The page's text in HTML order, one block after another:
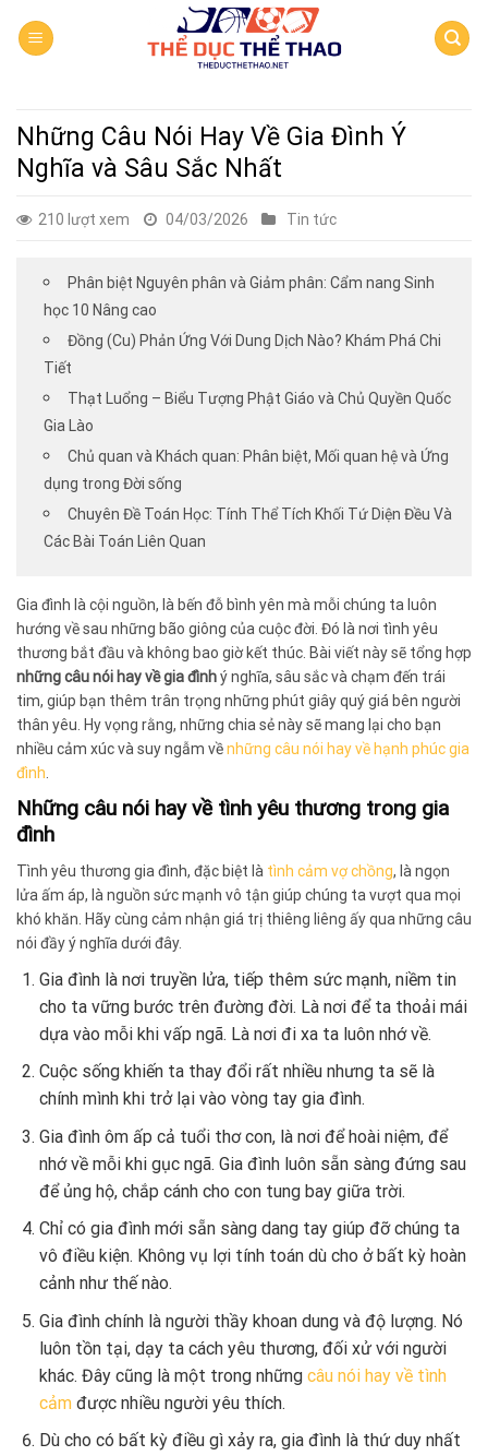
Những Câu Nói Hay Về Gia Đình Ý
Nghĩa và Sâu Sắc Nhất
210 lượt xem 04/03/2026 Tin tức
Phân biệt Nguyên phân và Giảm phân: Cẩm nang Sinh
học 10 Nâng cao
Đồng (Cu) Phản Ứng Với Dung Dịch Nào? Khám Phá Chi
Tiết
Thạt Luổng – Biểu Tượng Phật Giáo và Chủ Quyền Quốc
Gia Lào
Chủ quan và Khách quan: Phân biệt, Mối quan hệ và Ứng
dụng trong Đời sống
Chuyên Đề Toán Học: Tính Thể Tích Khối Tứ Diện Đều Và
Các Bài Toán Liên Quan
Gia đình là cội nguồn, là bến đỗ bình yên mà mỗi chúng ta luôn
hướng về sau những bão giông của cuộc đời. Đó là nơi tình yêu
thương bắt đầu và không bao giờ kết thúc. Bài viết này sẽ tổng hợp
những câu nói hay về gia đìnhý nghĩa, sâu sắc và chạm đến trái
tim, giúp bạn thêm trân trọng những phút giây quý giá bên người
thân yêu. Hy vọng rằng, những chia sẻ này sẽ mang lại cho bạn
nhiều cảm xúc và suy ngẫm vềnhững câu nói hay về hạnh phúc gia
đình
Những câu nói hay về tình yêu thương trong gia
đình
Tình yêu thương gia đình, đặc biệt là tình cảm vợ chồng, là ngọn
lửa ấm áp, là nguồn sức mạnh vô tận giúp chúng ta vượt qua mọi
khó khăn. Hãy cùng cảm nhận giá trị thiêng liêng ấy qua những câu
nói đầy ý nghĩa dưới đây.
Gia đình là nơi truyền lửa, tiếp thêm sức mạnh, niềm tin
cho ta vững bước trên đường đời. Là nơi để ta thoải mái
dựa vào mỗi khi vấp ngã. Là nơi đi xa ta luôn nhớ về.
Cuộc sống khiến ta thay đổi rất nhiều nhưng ta sẽ là
chính mình khi trở lại vào vòng tay gia đình.
Gia đình ôm ấp cả tuổi thơ con, là nơi để hoài niệm, để
nhớ về mỗi khi gục ngã. Gia đình luôn sẵn sàng đứng sau
để ủng hộ, chắp cánh cho con tung bay giữa trời.
Chỉ có gia đình mới sẵn sàng dang tay giúp đỡ chúng ta
vô điều kiện. Không vụ lợi tính toán dù cho ở bất kỳ hoàn
cảnh như thế nào.
Gia đình chính là người thầy khoan dung và độ lượng. Nó
luôn tồn tại, dạy ta cách yêu thương, đối xử với người
khác. Đây cũng là một trong những câu nói hay về tình
cảmđược nhiều người yêu thích.
Dù cho có bất kỳ điều gì xảy ra, gia đình là thứ duy nhất